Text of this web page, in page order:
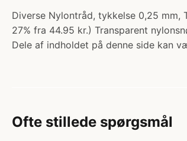
Diverse Nylontråd, tykkelse 0,25 mm,
27% fra 44.95 kr.) Transparent
Dele af indholdet på denne side kan
Ofte stillede spørgsmål